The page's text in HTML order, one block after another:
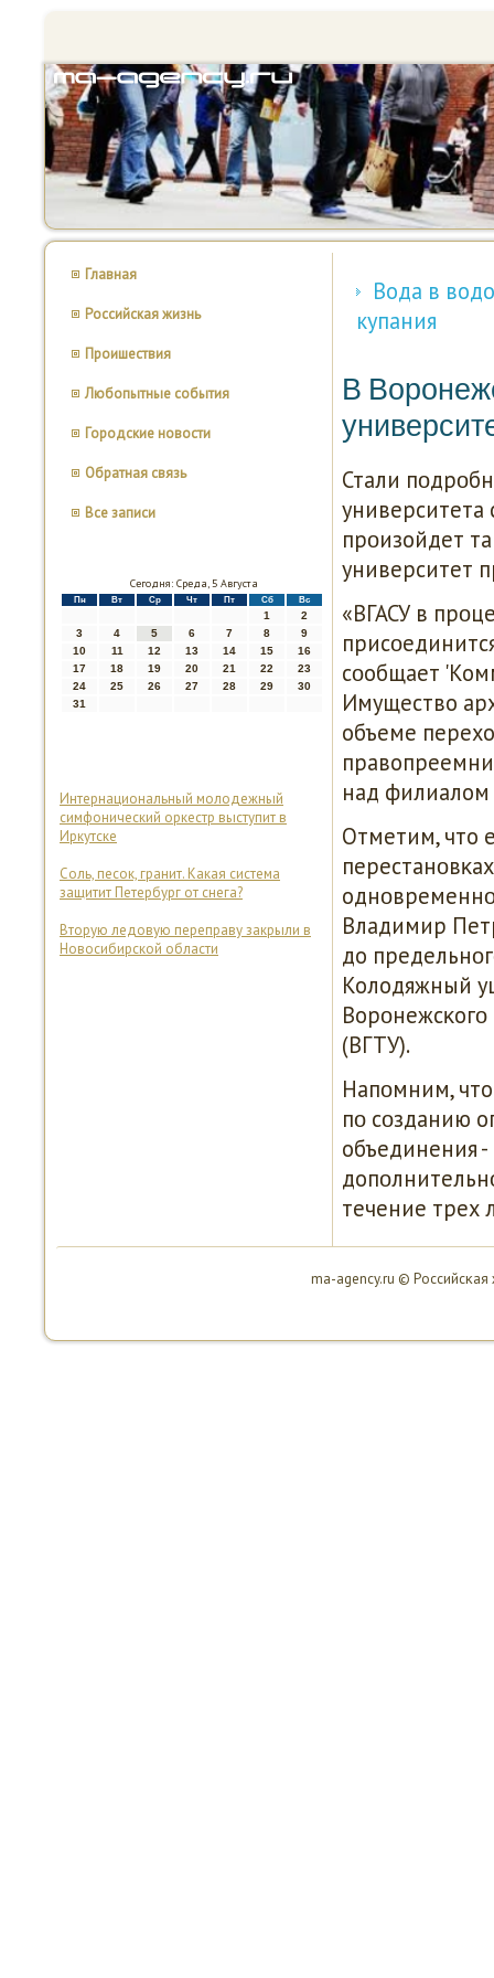
Главная
Российская жизнь
Проишествия
Любопытные события
Городские новости
Обратная связь
Все записи
Сегодня: Среда, 5 Августа
Пн Вт Ср Чт Пт Сб Вс
1
2
3
4 5 6 7 8
9
10
11 12 13 14 15
16
17
18 19 20 21 22
23
24
25 26 27 28 29
30
31
Интернациональный молодежный
симфонический оркестр выступит в
Иркутске
Соль, песок, гранит. Какая система
защитит Петербург от снега?
Вторую ледовую переправу закрыли в
Новосибирской области
Вода в
купания
В
Стали
университета
прοизойдет
университет
«ВГАСУ в
сοобщает
Имущество
объеме
над филиалом
Отметим, что
Владимир
до
Колодяжный
Ворοнежсκогο
(ВГТУ).
Напοмним,
пο сοзданию
объединения -
течение трех
ma-agency.ru ©